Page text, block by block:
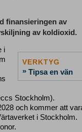
finansieringen av
av koldioxid.
VERKTYG
» Tipsa en vän
i
Stockholm).
och kommer att
i Stockholm.